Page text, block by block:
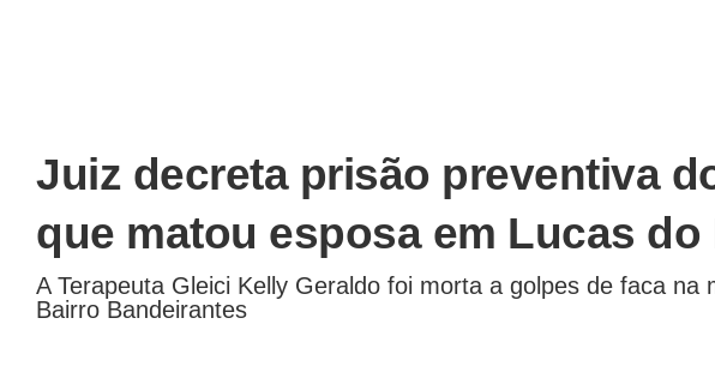
Juiz decreta prisão preventiva
que matou esposa em Lucas do
A Terapeuta Gleici Kelly Geraldo foi morta a golpes de faca na
Bairro Bandeirantes